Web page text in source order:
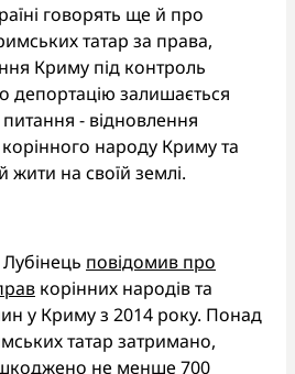
говорять ще й про
татар за права,
Криму під контроль
депортацію залишається
- відновлення
народу Криму та
жити на своїй землі.
повідомив про
корінних народів та
у Криму з 2014 року. Понад
татар затримано,
не менше 700